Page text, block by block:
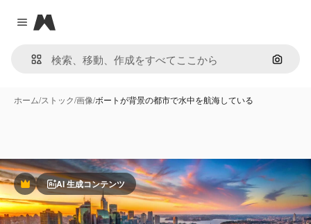
Close menu
Magnific
画像で
ホーム/ストック/画像/ボートが背景の都市で水中を航海している
PremiumAI 生成コンテンツ